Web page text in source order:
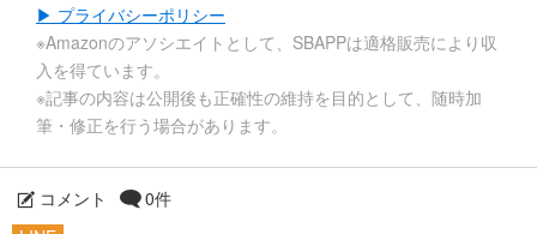
▶ プライバシーポリシー
※Amazonのアソシエイトとして、SBAPPは適格販売により収
入を得ています。
※記事の内容は公開後も正確性の維持を目的として、随時加
筆・修正を行う場合があります。
コメント
0件